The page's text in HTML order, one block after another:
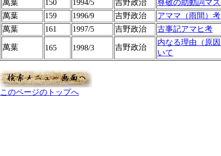
萬葉 150 1994/5 吉野政治
尊敬の助動詞マ
萬葉
159 1996/9 吉野政治
アママ（雨間）考
萬葉
161 1997/5 吉野政治 古事記アマヒ考
萬葉 165 1998/3 吉野政治
内なる理由（原
いて
このページのトップへ